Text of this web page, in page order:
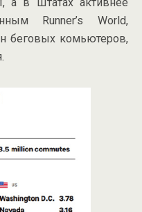
а в Штатах активнее
Runner’s World,
беговых комьютеров,